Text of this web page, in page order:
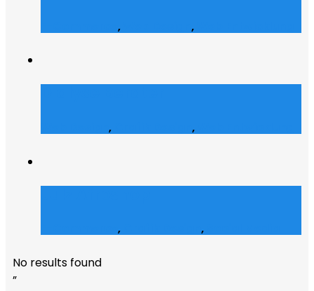
, ,
, ,
, ,
No results found
”